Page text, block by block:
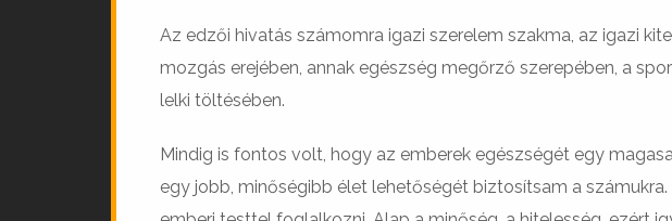
Az edzői hivatás számomra igazi szerelem szakma, az igazi
mozgás erejében, annak egészség megőrző szerepében, a
lelki töltésében.
Mindig is fontos volt, hogy az emberek egészségét egy
egy jobb, minőségibb élet lehetőségét biztosítsam a